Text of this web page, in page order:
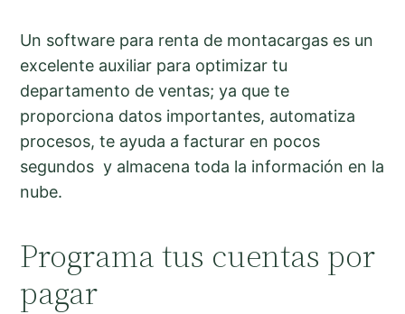
Un software para renta de montacargas es un
excelente auxiliar para optimizar tu
departamento de ventas; ya que te
proporciona datos importantes, automatiza
procesos, te ayuda a facturar en pocos
segundos y almacena toda la información en la
nube.
Programa tus cuentas por
pagar